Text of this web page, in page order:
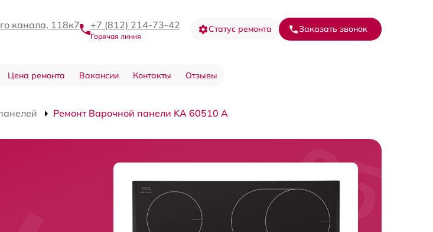
канала, 118к7 +7 (812) 214-73-42
Горячая линия
Статус ремонта Заказать звонок
Цена ремонта Вакансии Контакты Отзывы
Ремонт Варочной панели KA 60510 A